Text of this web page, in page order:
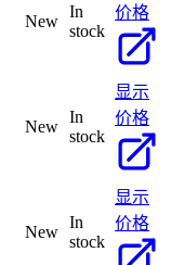
New
In
stock
价格
New
In
stock
显示
价格
New
In
stock
显示
价格